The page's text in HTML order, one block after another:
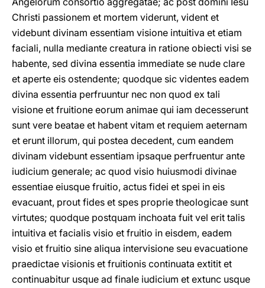
Christi passionem et mortem viderunt, vident et
videbunt divinam essentiam visione intuitiva et etiam
faciali, nulla mediante creatura in ratione obiecti visi se
habente, sed divina essentia immediate se nude clare
et aperte eis ostendente; quodque sic videntes eadem
divina essentia perfruuntur nec non quod ex tali
visione et fruitione eorum animae qui iam decesserunt
sunt vere beatae et habent vitam et requiem aeternam
et erunt illorum, qui postea decedent, cum eandem
divinam videbunt essentiam ipsaque perfruentur ante
iudicium generale; ac quod visio huiusmodi divinae
essentiae eiusque fruitio, actus fidei et spei in eis
evacuant, prout fides et spes proprie theologicae sunt
virtutes; quodque postquam inchoata fuit vel erit talis
intuitiva et facialis visio et fruitio in eisdem, eadem
visio et fruitio sine aliqua intervisione seu evacuatione
praedictae visionis et fruitionis continuata extitit et
continuabitur usque ad finale iudicium et extunc usque